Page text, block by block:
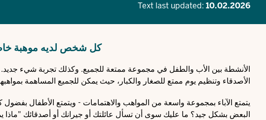
Text last updated: 10.02.2026
كل شخص لديه موهبة
الأنشطة بين الأب والطفل في مجموعة ممتعة للجميع. وكذلك تجربة شيء جديد.
الأصدقاء وتنظيم يوم ممتع للصغار والكبار، حيث يمكن للجميع المساهمة
يتمتع الآباء بمجموعة واسعة من المواهب والاهتمامات - ويتمتع الأطفال
البعض بشكل جيد؟ ما عليك سوى أن تسأل عائلتك أو جيرانك أو أصدقائك "ماذا